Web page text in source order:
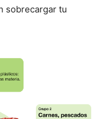
sobrecargar tu